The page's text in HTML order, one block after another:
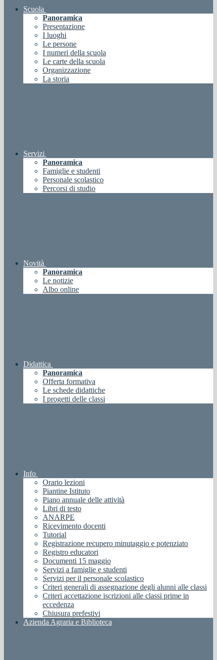
Scuola
Panoramica
Presentazione
I luoghi
Le persone
I numeri della scuola
Le carte della scuola
Organizzazione
La storia
Servizi
Panoramica
Famiglie e studenti
Personale scolastico
Percorsi di studio
Novità
Panoramica
Le notizie
Albo online
Didattica
Panoramica
Offerta formativa
Le schede didattiche
I progetti delle classi
Info
Orario lezioni
Piantine Istituto
Piano annuale delle attività
Libri di testo
ANARPE
Ricevimento docenti
Tutorial
Registrazione recupero minutaggio e potenziato
Registro educatori
Documenti 15 maggio
Servizi a famiglie e studenti
Servizi per il personale scolastico
Criteri generali di assegnazione degli alunni alle classi
Criteri accettazione iscrizioni alle classi prime in
eccedenza
Chiusura prefestivi
Azienda Agraria e Biblioteca